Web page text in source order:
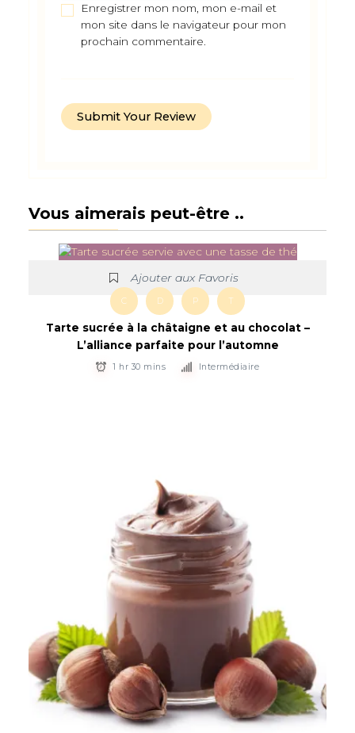
Enregistrer mon nom, mon e-mail et
mon site dans le navigateur pour mon
prochain commentaire.
Vous aimerais peut-être ..
Ajouter aux Favoris
C D P T
Tarte sucrée à la châtaigne et au chocolat –
L’alliance parfaite pour l’automne
1 hr 30 mins Intermédiaire